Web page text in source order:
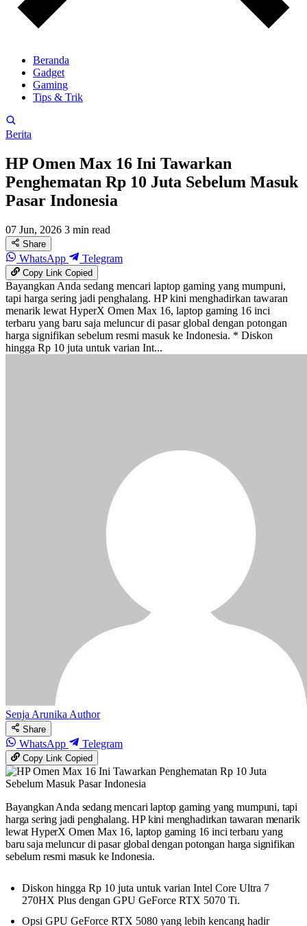
Beranda
Gadget
Gaming
Tips & Trik
Berita
HP Omen Max 16 Ini Tawarkan
Penghematan Rp 10 Juta Sebelum Masuk
Pasar Indonesia
07 Jun, 2026 3 min read
Share
WhatsApp Telegram
Copy LinkCopied
Bayangkan Anda sedang mencari laptop gaming yang mumpuni,
tapi harga sering jadi penghalang. HP kini menghadirkan tawaran
menarik lewat HyperX Omen Max 16, laptop gaming 16 inci
terbaru yang baru saja meluncur di pasar global dengan potongan
harga signifikan sebelum resmi masuk ke Indonesia. * Diskon
hingga Rp 10 juta untuk varian Int...
Senja ArunikaAuthor
Share
WhatsApp Telegram
Copy LinkCopied
Bayangkan Anda sedang mencari laptop gaming yang mumpuni, tapi
harga sering jadi penghalang. HP kini menghadirkan tawaran menarik
lewat HyperX Omen Max 16, laptop gaming 16 inci terbaru yang
baru saja meluncur di pasar global dengan potongan harga signifikan
sebelum resmi masuk ke Indonesia.
Diskon hingga Rp 10 juta untuk varian Intel Core Ultra 7
270HX Plus dengan GPU GeForce RTX 5070 Ti.
Opsi GPU GeForce RTX 5080 yang lebih kencang hadir